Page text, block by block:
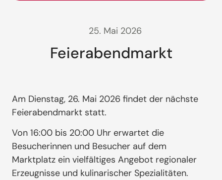
25. Mai 2026
Feierabendmarkt
Am Dienstag, 26. Mai 2026 findet der nächste
Feierabendmarkt statt.
Von 16:00 bis 20:00 Uhr erwartet die
Besucherinnen und Besucher auf dem
Marktplatz ein vielfältiges Angebot regionaler
Erzeugnisse und kulinarischer Spezialitäten.